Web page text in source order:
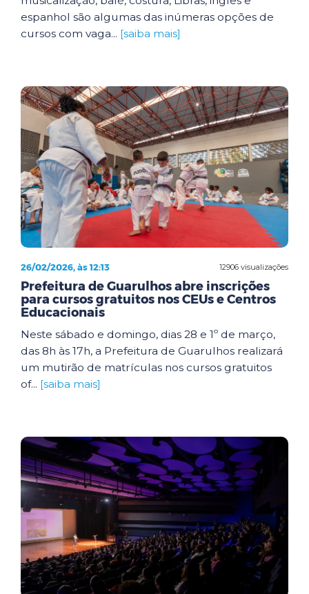
espanhol são algumas das inúmeras opções de
cursos com vaga... [saiba mais]
12906 visualizações
26/02/2026, às 12:13
Prefeitura de Guarulhos abre inscrições
para cursos gratuitos nos CEUs e Centros
Educacionais
Neste sábado e domingo, dias 28 e 1º de março,
das 8h às 17h, a Prefeitura de Guarulhos realizará
um mutirão de matrículas nos cursos gratuitos
of... [saiba mais]